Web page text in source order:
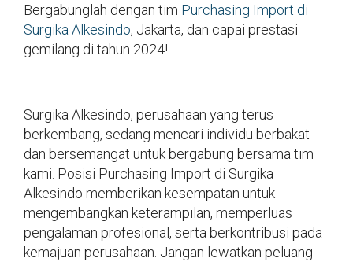
Bergabunglah dengan tim Purchasing Import di
Surgika Alkesindo, Jakarta, dan capai prestasi
gemilang di tahun 2024!
Surgika Alkesindo, perusahaan yang terus
berkembang, sedang mencari individu berbakat
dan bersemangat untuk bergabung bersama tim
kami. Posisi Purchasing Import di Surgika
Alkesindo memberikan kesempatan untuk
mengembangkan keterampilan, memperluas
pengalaman profesional, serta berkontribusi pada
kemajuan perusahaan. Jangan lewatkan peluang